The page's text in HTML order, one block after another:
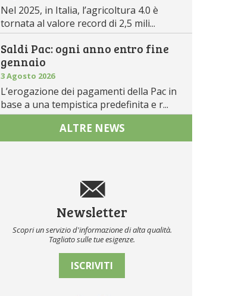
Nel 2025, in Italia, l’agricoltura 4.0 è
tornata al valore record di 2,5 mili...
Saldi Pac: ogni anno entro fine
gennaio
3 Agosto 2026
L’erogazione dei pagamenti della Pac in
base a una tempistica predefinita e r...
ALTRE NEWS
Newsletter
Scopri un servizio d'informazione di alta qualità.
Tagliato sulle tue esigenze.
ISCRIVITI